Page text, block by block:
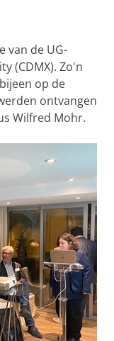
van de UG-
(CDMX). Zo'n
op de
ontvangen
Wilfred Mohr.